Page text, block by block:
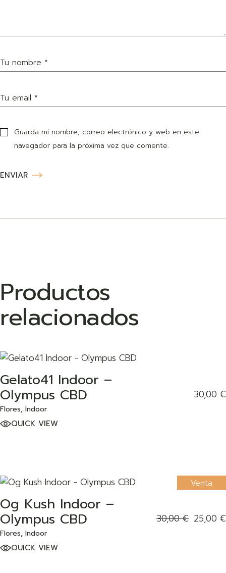
Guarda mi nombre, correo electrónico y web en este
navegador para la próxima vez que comente.
ENVIAR
Productos
relacionados
Gelato41 Indoor –
Olympus CBD
Flores Indoor
30,00 €
QUICK VIEW
Venta
Og Kush Indoor –
Olympus CBD
Flores Indoor
30,00€ 25,00 €
QUICK VIEW